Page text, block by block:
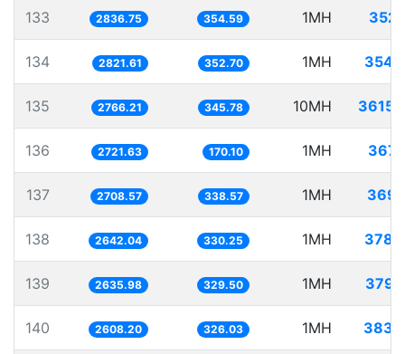
133 2836.75 354.59 1MH
134 2821.61 352.70 1MH
135 2766.21 345.78 10MH
136 2721.63 170.10 1MH
137 2708.57 338.57 1MH
138 2642.04 330.25 1MH
139 2635.98 329.50 1MH
140 2608.20 326.03 1MH